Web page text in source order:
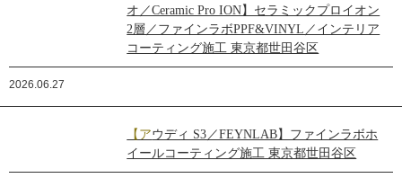
オ／Ceramic Pro ION】セラミックプロイオン
2層／ファインラボPPF&VINYL／インテリア
コーティング施工 東京都世田谷区
2026.06.27
【アウディ S3／FEYNLAB】ファインラボホ
イールコーティング施工 東京都世田谷区